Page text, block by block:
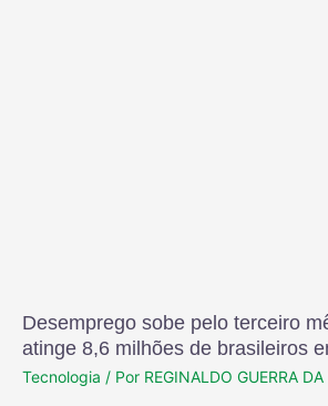
Desemprego sobe pelo terceiro
atinge 8,6 milhões de brasileiros
Tecnologia / Por REGINALDO GUERRA DA